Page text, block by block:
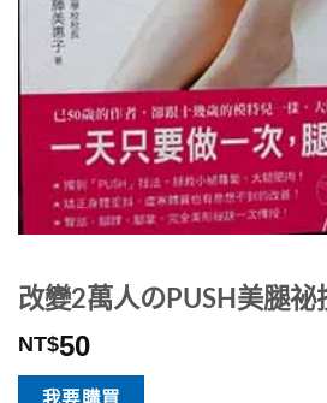
改變2萬人のPUSH美腿祕
NT$50
我要購買